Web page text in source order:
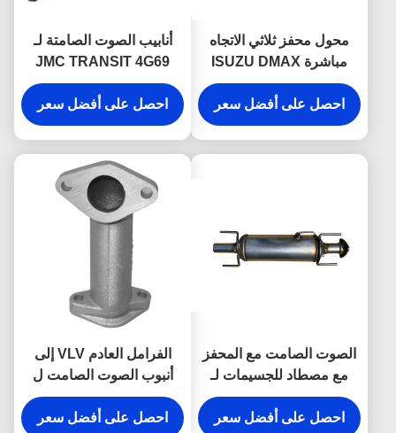
محول محفز ثلاثي الاتجاه
مباشرة ISUZU DMAX
898199767 898132074
احصل على أفضل سعر
أنابيب الصوت الصامتة لـ
JMC TRANSIT 4G69
CN6C15-5245-DA JMC
قطع غيار السيارات
احصل على أفضل سعر
الصوت الصامت مع المحفز
مع مصطاد للجسيمات لـ
JMC 1040 1041
120110040
احصل على أفضل سعر
الفرامل العادم VLV إلى
أنبوب الصوت الصامت ل
ISUZU NKR NPR NQR
4JH1 8-97320578-0
احصل على أفضل سعر